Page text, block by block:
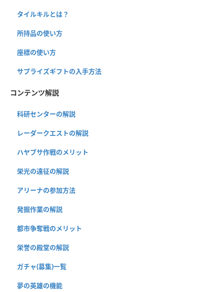
タイルキルとは？
所持品の使い方
座標の使い方
サプライズギフトの入手方法
コンテンツ解説
科研センターの解説
レーダークエストの解説
ハヤブサ作戦のメリット
栄光の遠征の解説
アリーナの参加方法
発掘作業の解説
都市争奪戦のメリット
栄誉の殿堂の解説
ガチャ(募集)一覧
夢の英雄の機能